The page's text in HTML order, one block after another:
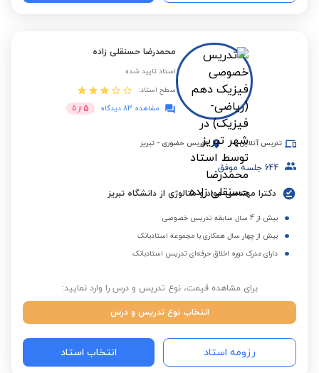
محمدرضا حسنقلی زاده
استاد تایید شده
سطح استاد:
مشاهده 83 دیدگاه
5 از 5
تدریس آنلاین تدریس حضوری - تبریز
644 جلسه موفق
دکترا مهندسی مواد و متالوژی از دانشگاه تبریز
بیش از 4 سال سابقه تدریس خصوصی
بیش از چهار سال همکاری با مجموعه استادبانک
دارای مدرک دوره اخلاق حرفه‌ای تدریس استادبانک
برای مشاهده قیمت، نوع تدریس و درس را وارد نمایید:
انتخاب نوع تدریس و درس
رزومه استاد انتخاب استاد